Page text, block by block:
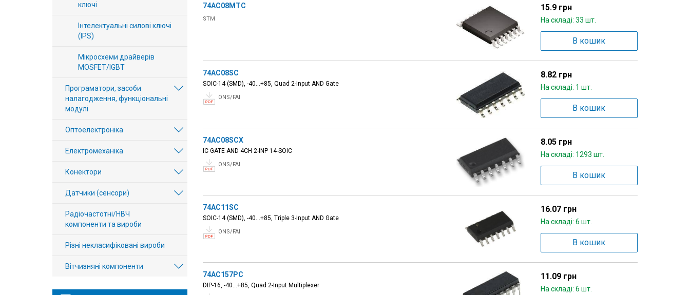
74AC08MTC
STM
15.9 грн
На складі: 33 шт.
В кошик
74AC08SC
SOIC-14 (SMD), -40...+85, Quad 2-Input AND Gate
ONS/FAI
8.82 грн
На складі: 1 шт.
В кошик
74AC08SCX
IC GATE AND 4CH 2-INP 14-SOIC
ONS/FAI
8.05 грн
На складі: 1293 шт.
В кошик
74AC11SC
SOIC-14 (SMD), -40...+85, Triple 3-Input AND Gate
ONS/FAI
16.07 грн
На складі: 6 шт.
В кошик
74AC157PC
DIP-16, -40...+85, Quad 2-Input Multiplexer
11.09 грн
На складі: 6 шт.
ключі
Інтелектуальні силові ключі
(IPS)
Мікросхеми драйверів
MOSFET/IGBT
Програматори, засоби
налагодження, функціональні
модулі
Оптоелектроніка
Електромеханіка
Конектори
Датчики (сенсори)
Радіочастотні/НВЧ
компоненти та вироби
Різні некласифіковані вироби
Вітчизняні компоненти